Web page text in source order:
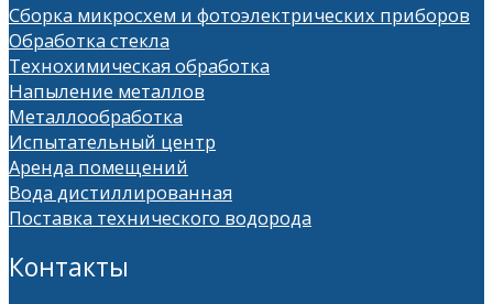
Сборка микросхем и фотоэлектрических приборов
Обработка стекла
Технохимическая обработка
Напыление металлов
Металлообработка
Испытательный центр
Аренда помещений
Вода дистиллированная
Поставка технического водорода
Контакты